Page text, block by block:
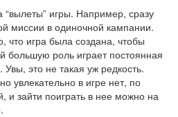
“вылеты” игры. Например, сразу
миссии в одиночной кампании.
что игра была создана, чтобы
большую роль играет постоянная
Увы, это не такая уж редкость.
увлекательно в игре нет, по
и зайти поиграть в нее можно на